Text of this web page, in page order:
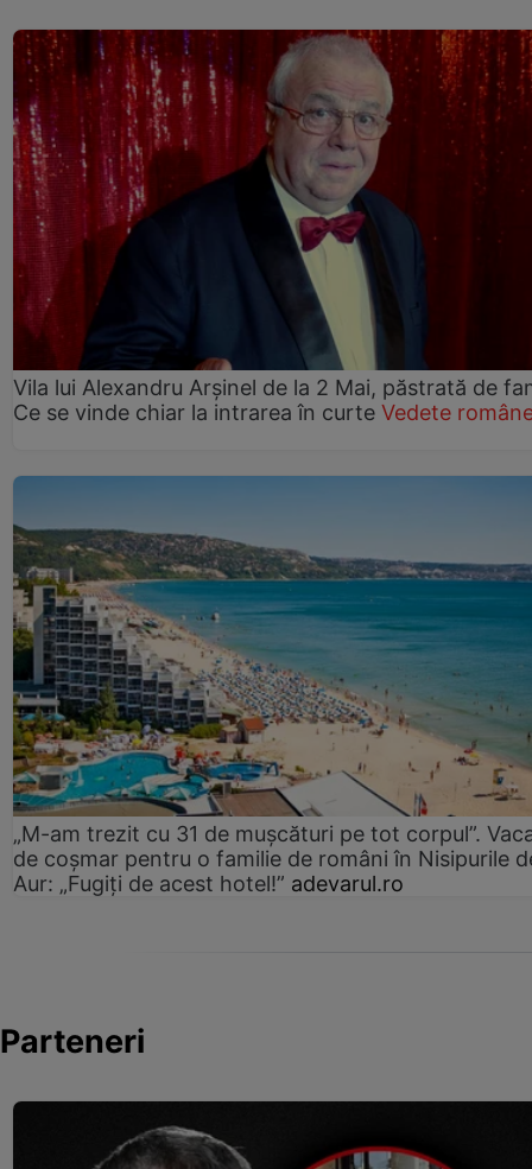
Vila lui Alexandru Arșinel de la 2 Mai, păstrată de
Ce se vinde chiar la intrarea în curte Vedete
„M-am trezit cu 31 de mușcături pe tot corpul”.
de coșmar pentru o familie de români în Nisipurile
Aur: „Fugiți de acest hotel!” adevarul.ro
Parteneri